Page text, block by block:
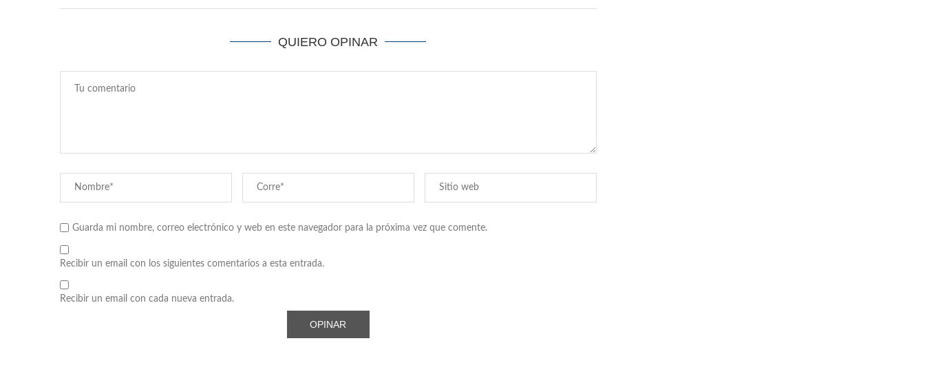
QUIERO OPINAR
Guarda mi nombre, correo electrónico y web en este navegador para la próxima vez que comente.
Recibir un email con los siguientes comentarios a esta entrada.
Recibir un email con cada nueva entrada.